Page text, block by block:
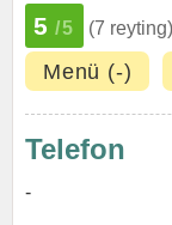
5 /5 (7 reyting)
Menü (-)
Telefon
-